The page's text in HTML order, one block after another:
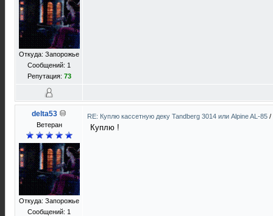
Откуда: Запорожье
Сообщений: 1
Репутация: 73
delta53
Ветеран
Откуда: Запорожье
Сообщений: 1
RE: Куплю кассетную деку Tandberg 3014 или Alpine AL-85 /
Куплю !